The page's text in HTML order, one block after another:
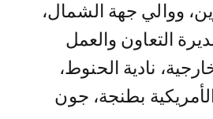
ووالي جهة الشمال،
التعاون والعمل
نادية الحنوط،
بطنجة، جون